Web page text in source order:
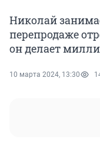
Николай
перепродаже
он делает
10 марта 2024, 13:30